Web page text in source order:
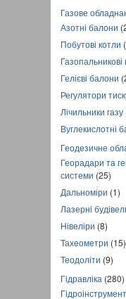
Газове
Азотні балони
Побутові котли
Газопальникові
Гелієві балони
Регулятори
Лічильники газу
Вуглекислотні
Геодезичне
Георадари та
системи (25)
Дальноміри (1)
Лазерні
Нівеліри (8)
Тахеометри (15)
Теодоліти (9)
Гідравліка (280)
Гідроінструмент